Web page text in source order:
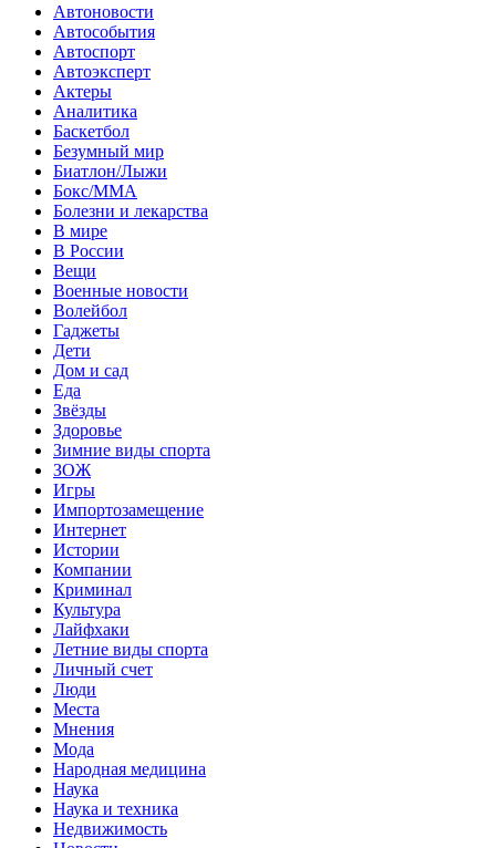
Автоновости
Автособытия
Автоспорт
Автоэксперт
Актеры
Аналитика
Баскетбол
Безумный мир
Биатлон/Лыжи
Бокс/MMA
Болезни и лекарства
В мире
В России
Вещи
Военные новости
Волейбол
Гаджеты
Дети
Дом и сад
Еда
Звёзды
Здоровье
Зимние виды спорта
ЗОЖ
Игры
Импортозамещение
Интернет
Истории
Компании
Криминал
Культура
Лайфхаки
Летние виды спорта
Личный счет
Люди
Места
Мнения
Мода
Народная медицина
Наука
Наука и техника
Недвижимость